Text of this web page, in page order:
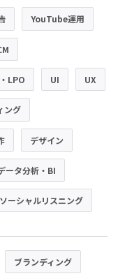
YouTube運用
LPO UI UX
ング
デザイン
ータ分析・BI
ーシャルリスニング
ブランディング